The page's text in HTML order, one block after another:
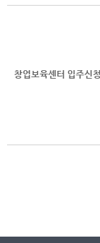
창업보육센터 입주신